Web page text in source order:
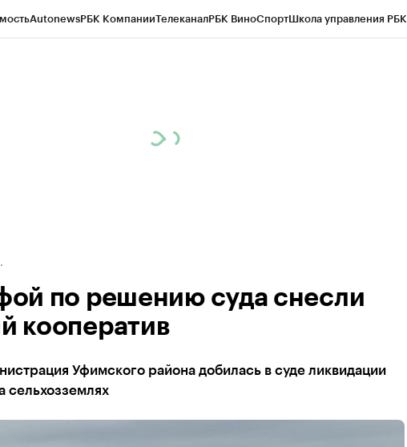
AutonewsРБК КомпанииТелеканалРБК ВиноСпортШкола управления РБК
по решению суда снесли
кооператив
Уфимского района добилась в суде ликвидации
сельхозземлях